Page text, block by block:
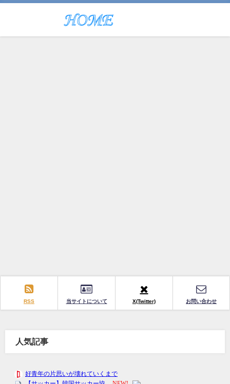
RSS 当サイトについて X(Twitter) お問い合わせ
人気記事